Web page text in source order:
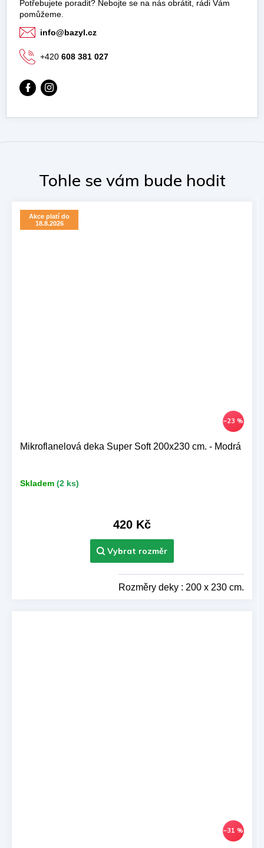
Akce platí do
18.8.2026
–23 %
Mikroflanelová deka Super Soft 200x230 cm. - Modrá
Skladem (2 ks)
420 Kč
Rozměry deky : 200 x 230 cm.
–31 %
info@bazyl.cz
+420 608 381 027